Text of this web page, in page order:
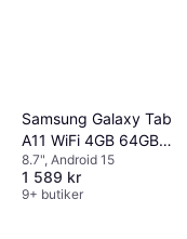
Samsung Galaxy Tab
A11 WiFi 4GB 64GB
Silver
8.7", Android 15
1 589 kr
9+ butiker